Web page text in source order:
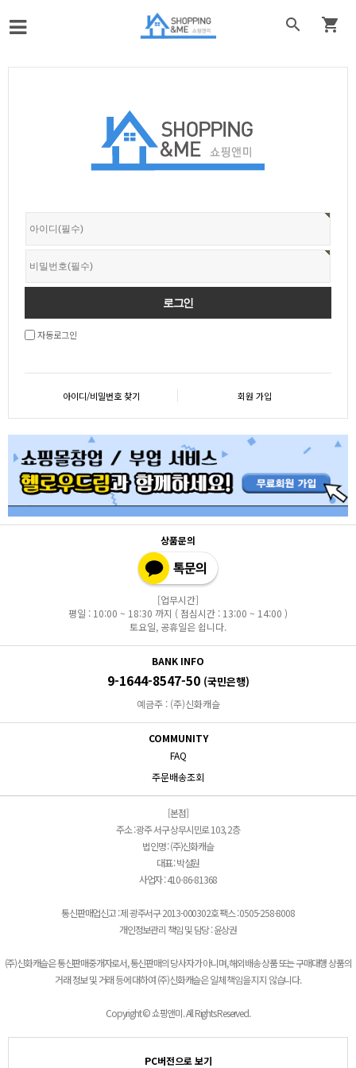
 
자동로그인
아이디/비밀번호 찾기 회원 가입
상품문의
[업무시간]
평일 : 10:00 ~ 18:30 까지 ( 점심시간 : 13:00 ~ 14:00 )
토요일, 공휴일은 쉽니다.
BANK INFO
9-1644-8547-50 (국민은행)
예금주 : (주)신화캐슬
COMMUNITY
FAQ
주문배송조회
[본점]
주소 : 광주 서구 상무시민로 103, 2층
법인명 : (주)신화캐슬
대표 : 박설원
사업자 : 410-86-81368
통신판매업신고 : 제 광주서구 2013-000302호 팩스 : 0505-258-8008
개인정보관리 책임 및 담당 : 윤상권
(주)신화캐슬은 통신판매중개자로서, 통신판매의 당사자가 아니며, 해외배송 상품 또는 구매대행 상품의
거래 정보 및 거래 등에 대하여 (주)신화캐슬은 일체 책임을 지지 않습니다.
Copyright © 쇼핑앤미. All Rights Reserved.
PC버전으로 보기